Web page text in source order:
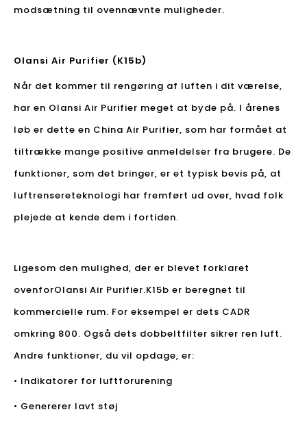
modsætning til ovennævnte muligheder.
Olansi Air Purifier (K15b)
Når det kommer til rengøring af luften i dit værelse,
har en Olansi Air Purifier meget at byde på. I årenes
løb er dette en China Air Purifier, som har formået at
tiltrække mange positive anmeldelser fra brugere. De
funktioner, som det bringer, er et typisk bevis på, at
luftrensereteknologi har fremført ud over, hvad folk
plejede at kende dem i fortiden.
Ligesom den mulighed, der er blevet forklaret
ovenforOlansi Air Purifier.K15b er beregnet til
kommercielle rum. For eksempel er dets CADR
omkring 800. Også dets dobbeltfilter sikrer ren luft.
Andre funktioner, du vil opdage, er:
• Indikatorer for luftforurening
• Genererer lavt støj